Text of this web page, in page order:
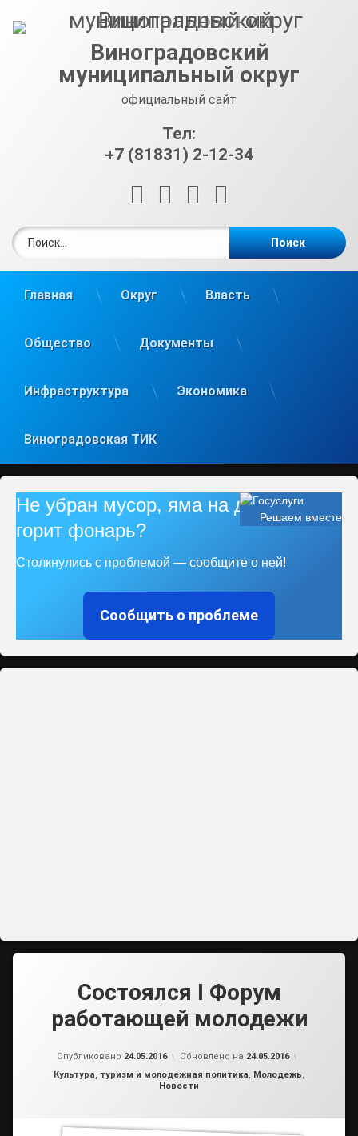
Виноградовский
муниципальный округ
официальный сайт
Тел:
+7 (81831) 2-12-34
RSS E-mailВКонтакте
Главная Округ Власть
Общество Документы
Инфраструктура Экономика
Виноградовская ТИК
Решаем вместе
Не убран мусор, яма на дороге, не
горит фонарь?
Столкнулись с проблемой — сообщите о ней!
Сообщить о проблеме
Состоялся I Форум
работающей молодежи
Опубликовано 24.05.2016 Обновлено на 24.05.2016
Рубрики:
Культура, туризм и молодежная политика, Молодежь,
Новости